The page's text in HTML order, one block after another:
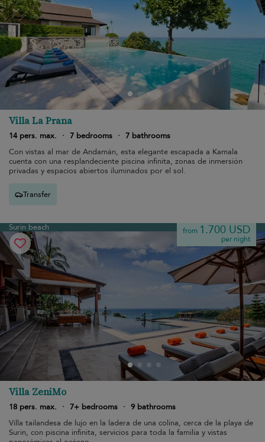
Villa La Prana
14 pers. max. · 7 bedrooms · 7 bathrooms
Con vistas al mar de Andamán, esta elegante escapada a Kamala
cuenta con una resplandeciente piscina infinita, zonas de inmersión
privadas y espacios abiertos iluminados por el sol.
Transfer
Surin beach from 1.700 USD
per night
Villa ZeniMo
18 pers. max. · 7+ bedrooms · 9 bathrooms
Villa tailandesa de lujo en la ladera de una colina, cerca de la playa de
Surin, con piscina infinita, servicios para toda la familia y vistas